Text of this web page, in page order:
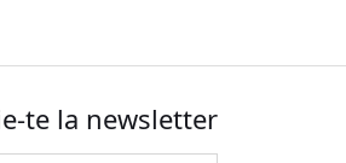
te la newsletter